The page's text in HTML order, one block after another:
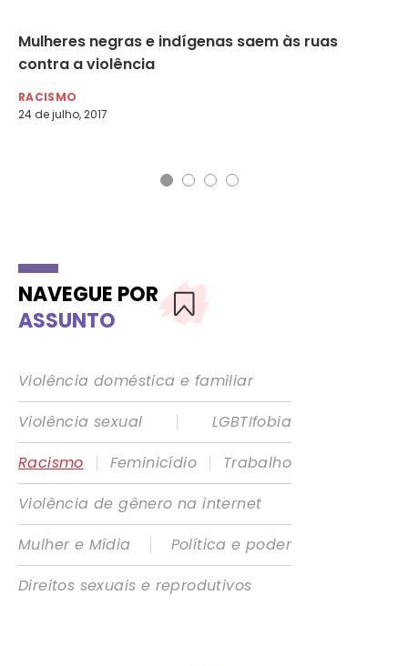
Mulheres negras e indígenas saem às ruas
contra a violência
RACISMO
24 de julho, 2017
NAVEGUE POR
ASSUNTO
Violência doméstica e familiar
Violência sexual
|
LGBTIfobia
Racismo
| Feminicídio |
Trabalho
Violência de gênero na internet
Mulher e Mídia
|
Política e poder
Direitos sexuais e reprodutivos